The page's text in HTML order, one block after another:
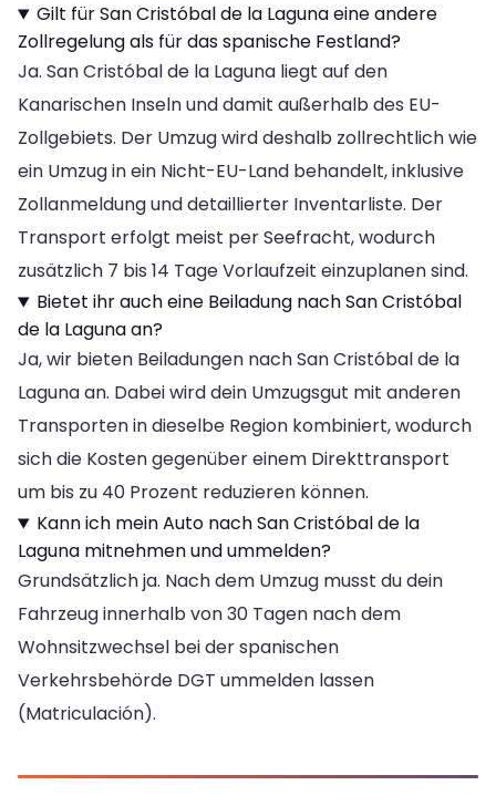
Gilt für San Cristóbal de la Laguna eine andere
Zollregelung als für das spanische Festland?
Ja. San Cristóbal de la Laguna liegt auf den
Kanarischen Inseln und damit außerhalb des EU-
Zollgebiets. Der Umzug wird deshalb zollrechtlich wie
ein Umzug in ein Nicht-EU-Land behandelt, inklusive
Zollanmeldung und detaillierter Inventarliste. Der
Transport erfolgt meist per Seefracht, wodurch
zusätzlich 7 bis 14 Tage Vorlaufzeit einzuplanen sind.
Bietet ihr auch eine Beiladung nach San Cristóbal
de la Laguna an?
Ja, wir bieten Beiladungen nach San Cristóbal de la
Laguna an. Dabei wird dein Umzugsgut mit anderen
Transporten in dieselbe Region kombiniert, wodurch
sich die Kosten gegenüber einem Direkttransport
um bis zu 40 Prozent reduzieren können.
Kann ich mein Auto nach San Cristóbal de la
Laguna mitnehmen und ummelden?
Grundsätzlich ja. Nach dem Umzug musst du dein
Fahrzeug innerhalb von 30 Tagen nach dem
Wohnsitzwechsel bei der spanischen
Verkehrsbehörde DGT ummelden lassen
(Matriculación).